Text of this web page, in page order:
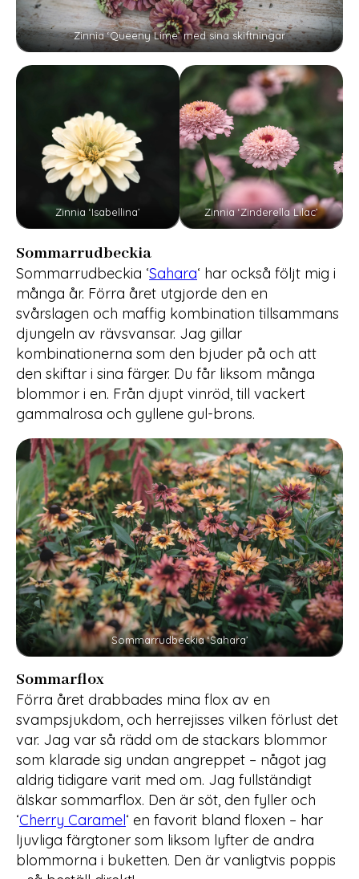
Zinnia ‘Queeny Lime’ med sina skiftningar
Zinnia ‘Isabellina’ Zinnia ‘Zinderella Lilac’
Sommarrudbeckia
Sommarrudbeckia ‘Sahara‘ har också följt mig i
många år. Förra året utgjorde den en
svårslagen och maffig kombination tillsammans
djungeln av rävsvansar. Jag gillar
kombinationerna som den bjuder på och att
den skiftar i sina färger. Du får liksom många
blommor i en. Från djupt vinröd, till vackert
gammalrosa och gyllene gul-brons.
Sommarrudbeckia ‘Sahara’
Sommarflox
Förra året drabbades mina flox av en
svampsjukdom, och herrejisses vilken förlust det
var. Jag var så rädd om de stackars blommor
som klarade sig undan angreppet – något jag
aldrig tidigare varit med om. Jag fullständigt
älskar sommarflox. Den är söt, den fyller och
‘Cherry Caramel‘ en favorit bland floxen – har
ljuvliga färgtoner som liksom lyfter de andra
blommorna i buketten. Den är vanligtvis poppis